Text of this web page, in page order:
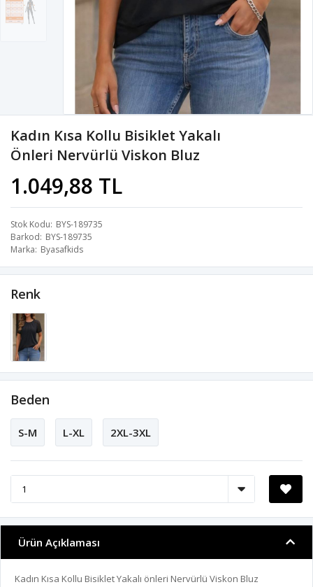
Kadın Kısa Kollu Bisiklet Yakalı
Önleri Nervürlü Viskon Bluz
1.049,88 TL
Stok Kodu BYS-189735
Barkod BYS-189735
Marka Byasafkids
Renk
Beden
S-M L-XL 2XL-3XL
Ürün Açıklaması
Kadın Kısa Kollu Bisiklet Yakalı önleri Nervürlü Viskon Bluz